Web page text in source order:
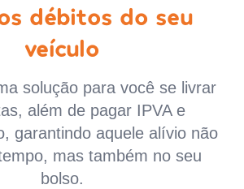
débitos do seu
veículo
solução para você se livrar
além de pagar IPVA e
garantindo aquele alívio não
mas também no seu
bolso.